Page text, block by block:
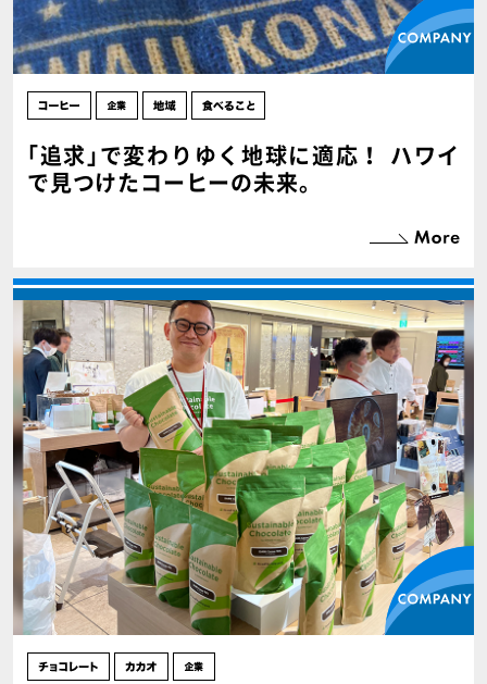
｢追求｣で変わりゆく地球に適応！ ハワイ
で見つけたコーヒーの未来。